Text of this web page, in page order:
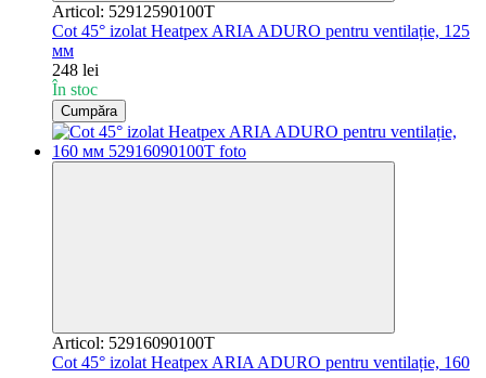
Articol: 52912590100T
Cot 45° izolat Heatpex ARIA ADURO pentru ventilație, 125
мм
248 lei
În stoc
Cumpăra
Articol: 52916090100T
Cot 45° izolat Heatpex ARIA ADURO pentru ventilație, 160